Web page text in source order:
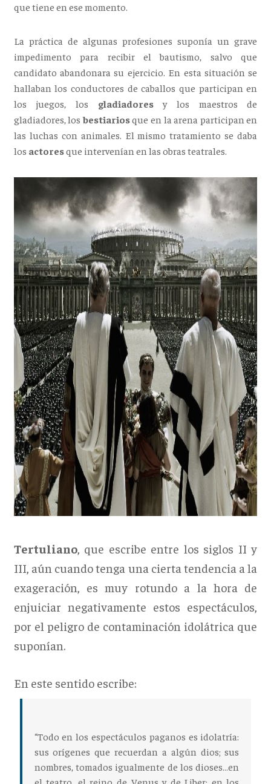
que tiene en ese momento.
La práctica de algunas profesiones suponía un grave
impedimento para recibir el bautismo, salvo que
candidato abandonara su ejercicio. En esta situación se
hallaban los conductores de caballos que participan en
los juegos, los gladiadoresy los maestros de
gladiadores, losbestiariosque en la arena participan en
las luchas con animales. El mismo tratamiento se daba
los actoresque intervenían en las obras teatrales.
Tertuliano, que escribe entre los siglos II y
III, aún cuando tenga una cierta tendencia a la
exageración, es muy rotundo a la hora de
enjuiciar negativamente estos espectáculos,
por el peligro de contaminación idolátrica que
suponían.
En este sentido escribe:
“Todo en los espectáculos paganos es idolatría:
sus orígenes que recuerdan a algún dios; sus
nombres, tomados igualmente de los dioses…en